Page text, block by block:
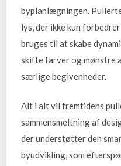
byplanlægningen.
lys, der ikke kun
bruges til at skabe
skifte farver og mønstre
særlige begivenheder.
Alt i alt vil fremtidens
sammensmeltning af
der understøtter den
byudvikling, som